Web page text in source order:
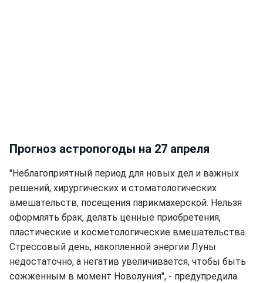
Прогноз астропогоды на 27 апреля
"Неблагоприятный период для новых дел и важных
решений, хирургических и стоматологических
вмешательств, посещения парикмахерской. Нельзя
оформлять брак, делать ценные приобретения,
пластические и косметологические вмешательства.
Стрессовый день, накопленной энергии Луны
недостаточно, а негатив увеличивается, чтобы быть
сожженным в момент Новолуния", - предупредила